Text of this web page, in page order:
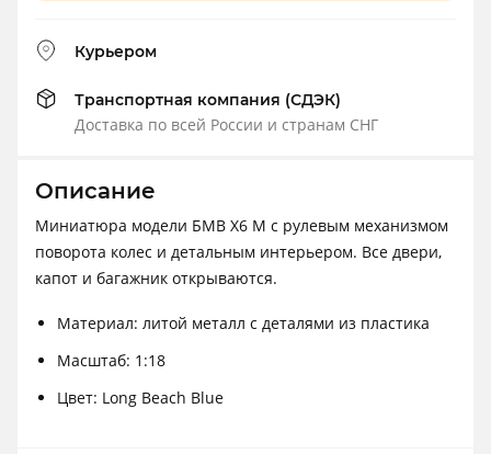
Курьером
Транспортная компания (СДЭК)
Доставка по всей России и странам СНГ
Описание
Миниатюра модели БМВ Х6 M с рулевым механизмом
поворота колес и детальным интерьером. Все двери,
капот и багажник открываются.
Материал: литой металл с деталями из пластика
Масштаб: 1:18
Цвет: Long Beach Blue